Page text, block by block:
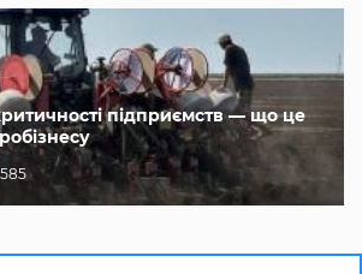
підприємств — що це
585